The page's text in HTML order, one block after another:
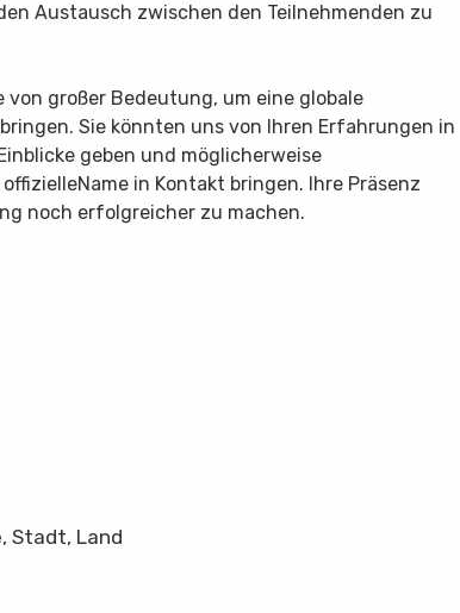
Austausch zwischen den Teilnehmenden zu
von großer Bedeutung, um eine globale
Sie könnten uns von Ihren Erfahrungen in
geben und möglicherweise
in Kontakt bringen. Ihre Präsenz
noch erfolgreicher zu machen.
Stadt, Land